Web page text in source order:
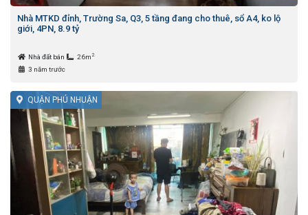
Nhà MTKD đỉnh, Trường Sa, Q3, 5 tầng đang cho thuê, sổ A4, ko lộ
giới, 4PN, 8.9 tỷ
Nhà đất bán 26m 2
3 năm trước
QUẬN PHÚ NHUẬN